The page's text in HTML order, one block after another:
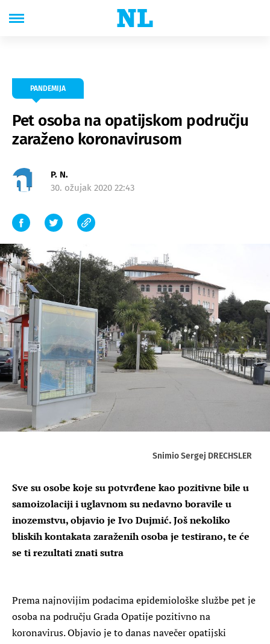
PANDEMIJA
Pet osoba na opatijskom području
zaraženo koronavirusom
P. N.
30. ožujak 2020 22:43
Snimio Sergej DRECHSLER
Sve su osobe koje su potvrđene kao pozitivne bile u
samoizolaciji i uglavnom su nedavno boravile u
inozemstvu, objavio je Ivo Dujmić. Još nekoliko
bliskih kontakata zaraženih osoba je testirano, te će
se ti rezultati znati sutra
Prema najnovijim podacima epidemiološke službe pet je
osoba na području Grada Opatije pozitivno na
koronavirus. Objavio je to danas navečer opatijski